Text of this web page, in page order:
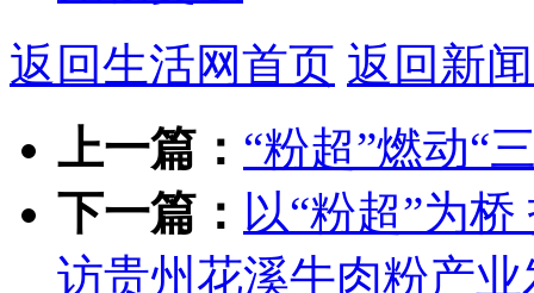
返回生活网首页 返回新
上一篇： “粉超”燃动“
下一篇： 以“粉超”为
访贵州花溪牛肉粉产